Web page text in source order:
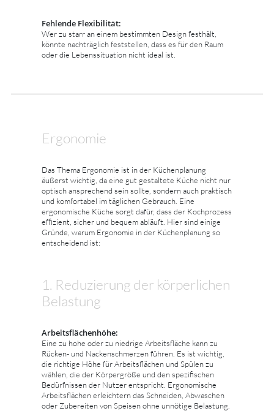
Fehlende Flexibilität:
Wer zu starr an einem bestimmten Design festhält,
könnte nachträglich feststellen, dass es für den Raum
oder die Lebenssituation nicht ideal ist.
Ergonomie
Das Thema Ergonomie ist in der Küchenplanung
äußerst wichtig, da eine gut gestaltete Küche nicht nur
optisch ansprechend sein sollte, sondern auch praktisch
und komfortabel im täglichen Gebrauch. Eine
ergonomische Küche sorgt dafür, dass der Kochprozess
effizient, sicher und bequem abläuft. Hier sind einige
Gründe, warum Ergonomie in der Küchenplanung so
entscheidend ist:
1. Reduzierung der körperlichen
Belastung
Arbeitsflächenhöhe:
Eine zu hohe oder zu niedrige Arbeitsfläche kann zu
Rücken- und Nackenschmerzen führen. Es ist wichtig,
die richtige Höhe für Arbeitsflächen und Spülen zu
wählen, die der Körpergröße und den spezifischen
Bedürfnissen der Nutzer entspricht. Ergonomische
Arbeitsflächen erleichtern das Schneiden, Abwaschen
oder Zubereiten von Speisen ohne unnötige Belastung.